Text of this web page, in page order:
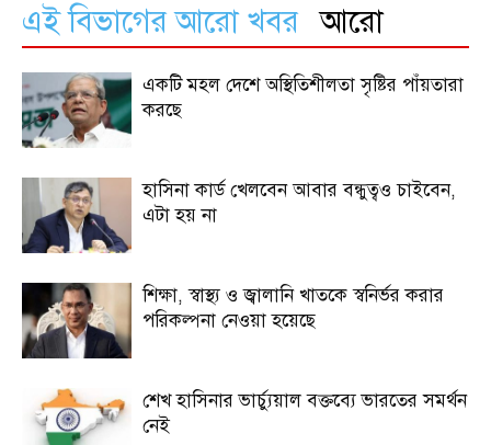
এই বিভাগের আরো খবর আরো
একটি মহল দেশে অস্থিতিশীলতা সৃষ্টির পাঁয়তারা
করছে
হাসিনা কার্ড খেলবেন আবার বন্ধুত্বও চাইবেন,
এটা হয় না
শিক্ষা, স্বাস্থ্য ও জ্বালানি খাতকে স্বনির্ভর করার
পরিকল্পনা নেওয়া হয়েছে
শেখ হাসিনার ভার্চ্যুয়াল বক্তব্যে ভারতের সমর্থন
নেই